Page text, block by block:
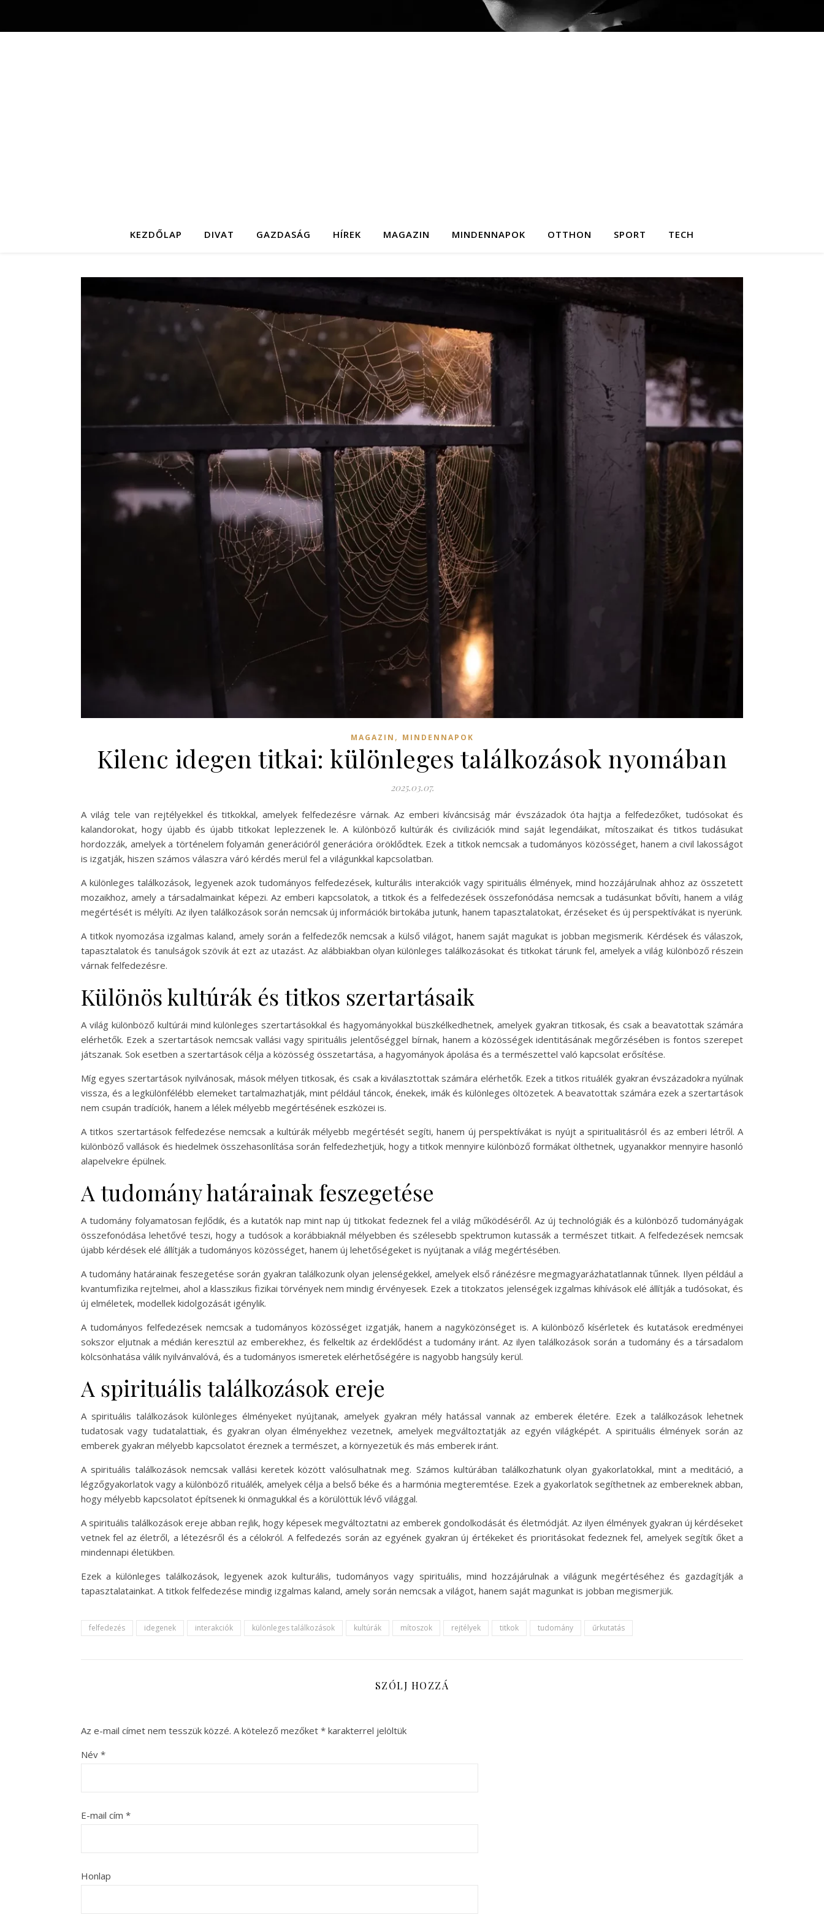
KEZDŐLAP DIVAT GAZDASÁG HÍREK MAGAZIN MINDENNAPOK OTTHON SPORT TECH
MAGAZIN , MINDENNAPOK
Kilenc idegen titkai: különleges találkozások nyomában
2025.03.07.
A világ tele van rejtélyekkel és titkokkal, amelyek felfedezésre várnak. Az emberi kíváncsiság már évszázadok óta hajtja a felfedezőket, tudósokat és
kalandorokat, hogy újabb és újabb titkokat leplezzenek le. A különböző kultúrák és civilizációk mind saját legendáikat, mítoszaikat és titkos tudásukat
hordozzák, amelyek a történelem folyamán generációról generációra öröklődtek. Ezek a titkok nemcsak a tudományos közösséget, hanem a civil lakosságot
is izgatják, hiszen számos válaszra váró kérdés merül fel a világunkkal kapcsolatban.
A különleges találkozások, legyenek azok tudományos felfedezések, kulturális interakciók vagy spirituális élmények, mind hozzájárulnak ahhoz az összetett
mozaikhoz, amely a társadalmainkat képezi. Az emberi kapcsolatok, a titkok és a felfedezések összefonódása nemcsak a tudásunkat bővíti, hanem a világ
megértését is mélyíti. Az ilyen találkozások során nemcsak új információk birtokába jutunk, hanem tapasztalatokat, érzéseket és új perspektívákat is nyerünk.
A titkok nyomozása izgalmas kaland, amely során a felfedezők nemcsak a külső világot, hanem saját magukat is jobban megismerik. Kérdések és válaszok,
tapasztalatok és tanulságok szövik át ezt az utazást. Az alábbiakban olyan különleges találkozásokat és titkokat tárunk fel, amelyek a világ különböző részein
várnak felfedezésre.
Különös kultúrák és titkos szertartásaik
A világ különböző kultúrái mind különleges szertartásokkal és hagyományokkal büszkélkedhetnek, amelyek gyakran titkosak, és csak a beavatottak számára
elérhetők. Ezek a szertartások nemcsak vallási vagy spirituális jelentőséggel bírnak, hanem a közösségek identitásának megőrzésében is fontos szerepet
játszanak. Sok esetben a szertartások célja a közösség összetartása, a hagyományok ápolása és a természettel való kapcsolat erősítése.
Míg egyes szertartások nyilvánosak, mások mélyen titkosak, és csak a kiválasztottak számára elérhetők. Ezek a titkos rituálék gyakran évszázadokra nyúlnak
vissza, és a legkülönfélébb elemeket tartalmazhatják, mint például táncok, énekek, imák és különleges öltözetek. A beavatottak számára ezek a szertartások
nem csupán tradíciók, hanem a lélek mélyebb megértésének eszközei is.
A titkos szertartások felfedezése nemcsak a kultúrák mélyebb megértését segíti, hanem új perspektívákat is nyújt a spiritualitásról és az emberi létről. A
különböző vallások és hiedelmek összehasonlítása során felfedezhetjük, hogy a titkok mennyire különböző formákat ölthetnek, ugyanakkor mennyire hasonló
alapelvekre épülnek.
A tudomány határainak feszegetése
A tudomány folyamatosan fejlődik, és a kutatók nap mint nap új titkokat fedeznek fel a világ működéséről. Az új technológiák és a különböző tudományágak
összefonódása lehetővé teszi, hogy a tudósok a korábbiaknál mélyebben és szélesebb spektrumon kutassák a természet titkait. A felfedezések nemcsak
újabb kérdések elé állítják a tudományos közösséget, hanem új lehetőségeket is nyújtanak a világ megértésében.
A tudomány határainak feszegetése során gyakran találkozunk olyan jelenségekkel, amelyek első ránézésre megmagyarázhatatlannak tűnnek. Ilyen például a
kvantumfizika rejtelmei, ahol a klasszikus fizikai törvények nem mindig érvényesek. Ezek a titokzatos jelenségek izgalmas kihívások elé állítják a tudósokat, és
új elméletek, modellek kidolgozását igénylik.
A tudományos felfedezések nemcsak a tudományos közösséget izgatják, hanem a nagyközönséget is. A különböző kísérletek és kutatások eredményei
sokszor eljutnak a médián keresztül az emberekhez, és felkeltik az érdeklődést a tudomány iránt. Az ilyen találkozások során a tudomány és a társadalom
kölcsönhatása válik nyilvánvalóvá, és a tudományos ismeretek elérhetőségére is nagyobb hangsúly kerül.
A spirituális találkozások ereje
A spirituális találkozások különleges élményeket nyújtanak, amelyek gyakran mély hatással vannak az emberek életére. Ezek a találkozások lehetnek
tudatosak vagy tudatalattiak, és gyakran olyan élményekhez vezetnek, amelyek megváltoztatják az egyén világképét. A spirituális élmények során az
emberek gyakran mélyebb kapcsolatot éreznek a természet, a környezetük és más emberek iránt.
A spirituális találkozások nemcsak vallási keretek között valósulhatnak meg. Számos kultúrában találkozhatunk olyan gyakorlatokkal, mint a meditáció, a
légzőgyakorlatok vagy a különböző rituálék, amelyek célja a belső béke és a harmónia megteremtése. Ezek a gyakorlatok segíthetnek az embereknek abban,
hogy mélyebb kapcsolatot építsenek ki önmagukkal és a körülöttük lévő világgal.
A spirituális találkozások ereje abban rejlik, hogy képesek megváltoztatni az emberek gondolkodását és életmódját. Az ilyen élmények gyakran új kérdéseket
vetnek fel az életről, a létezésről és a célokról. A felfedezés során az egyének gyakran új értékeket és prioritásokat fedeznek fel, amelyek segítik őket a
mindennapi életükben.
Ezek a különleges találkozások, legyenek azok kulturális, tudományos vagy spirituális, mind hozzájárulnak a világunk megértéséhez és gazdagítják a
tapasztalatainkat. A titkok felfedezése mindig izgalmas kaland, amely során nemcsak a világot, hanem saját magunkat is jobban megismerjük.
felfedezés idegenek interakciók különleges találkozások kultúrák mítoszok rejtélyek titkok tudomány űrkutatás
SZÓLJ HOZZÁ
Az e-mail címet nem tesszük közzé. A kötelező mezőket * karakterrel jelöltük
Név *
E-mail cím *
Honlap